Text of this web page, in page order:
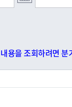
용을 조회하려면